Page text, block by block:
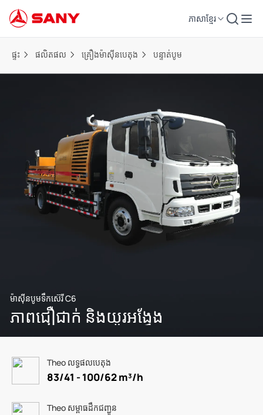
ភាសាខ្មែរ
ផ្ទះ ផលិតផល គ្រឿងម៉ាស៊ីនបេតុង បន្ទាត់បូម
ម៉ាស៊ីនបូមទឹកស៊េរី C6
ភាពជឿជាក់ និងយូរអង្វែង
Theo លទ្ធផលបេតុង
83/41 - 100/62 m³/h
Theo សម្ពាធដឹកជញ្ជូន